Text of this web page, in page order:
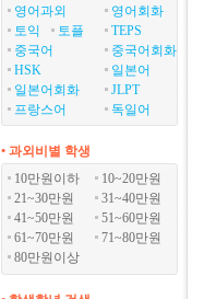
영어과외
영어회화
토익
토플
TEPS
중국어
중국어회화
HSK
일본어
일본어회화
JLPT
프랑스어
독일어
• 과외비별 학생
10만원이하
10~20만원
21~30만원
31~40만원
41~50만원
51~60만원
61~70만원
71~80만원
80만원이상